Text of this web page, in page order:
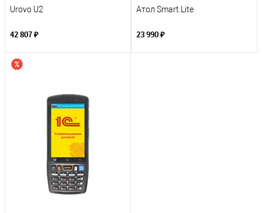
Urovo U2
42 807 ₽
Атол Smart.Lite
23 990 ₽